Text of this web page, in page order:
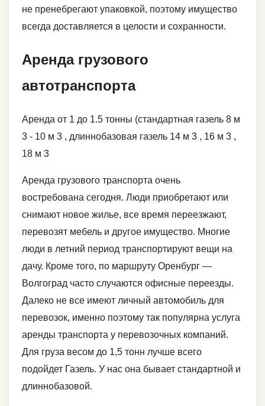
не пренебрегают упаковкой, поэтому имущество
всегда доставляется в целости и сохранности.
Аренда грузового
автотранспорта
Аренда от 1 до 1.5 тонны (стандартная газель 8 м
3 - 10 м 3 , длиннобазовая газель 14 м 3 , 16 м 3 ,
18 м 3
Аренда грузового транспорта очень
востребована сегодня. Люди приобретают или
снимают новое жилье, все время переезжают,
перевозят мебель и другое имущество. Многие
люди в летний период транспортируют вещи на
дачу. Кроме того, по маршруту Оренбург —
Волгоград часто случаются офисные переезды.
Далеко не все имеют личный автомобиль для
перевозок, именно поэтому так популярна услуга
аренды транспорта у перевозочных компаний.
Для груза весом до 1,5 тонн лучше всего
подойдет Газель. У нас она бывает стандартной и
длиннобазовой.